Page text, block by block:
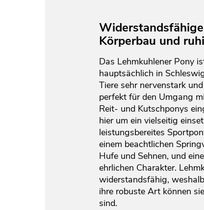
Körperbau und
Das Lehmkuhlener Pony
hauptsächlich in
Tiere sehr nervenstark
perfekt für den Umgang
Reit- und Kutschponys
hier um ein vielseitig
leistungsbereites
einem beachtlichen
Hufe und Sehnen, und
ehrlichen Charakter.
widerstandsfähig,
ihre robuste Art können
sind.